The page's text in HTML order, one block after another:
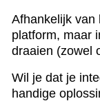
Afhankelijk van
platform, maar
draaien (zowel
Wil je dat je
handige